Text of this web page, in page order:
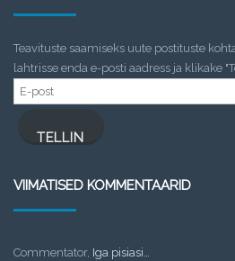
Teavituste saamiseks uute postituste
lahtrisse enda e-posti aadress ja klikake
E-
post
TELLIN
VIIMATISED KOMMENTAARID
Commentator, Iga pisiasi…